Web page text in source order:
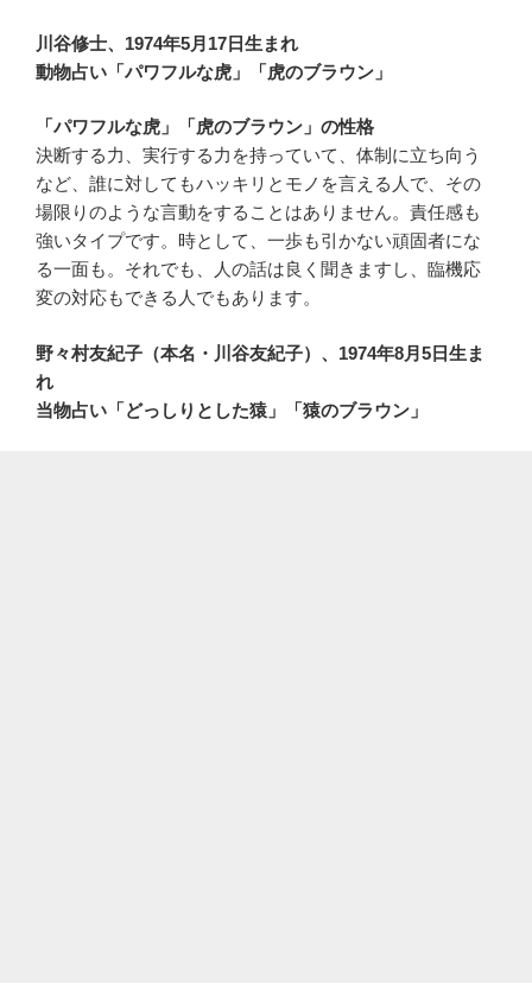
川谷修士、1974年5月17日生まれ
動物占い「パワフルな虎」「虎のブラウン」
「パワフルな虎」「虎のブラウン」の性格
決断する力、実行する力を持っていて、体制に立ち向う
など、誰に対してもハッキリとモノを言える人で、その
場限りのような言動をすることはありません。責任感も
強いタイプです。時として、一歩も引かない頑固者にな
る一面も。それでも、人の話は良く聞きますし、臨機応
変の対応もできる人でもあります。
野々村友紀子（本名・川谷友紀子）、1974年8月5日生ま
れ
当物占い「どっしりとした猿」「猿のブラウン」